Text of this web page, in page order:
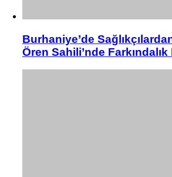
Burhaniye’de
Ören Sahili’nde